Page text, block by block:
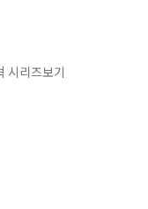
시리즈보기